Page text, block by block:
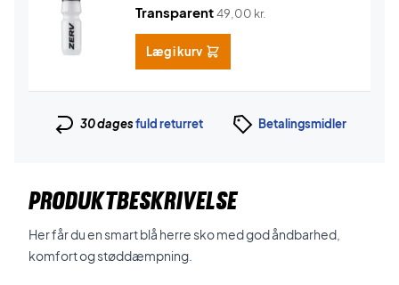
Transparent49,00 kr.
Læg i kurv
30 dagesfuld returret Betalingsmidler
PRODUKTBESKRIVELSE
Her får du en smart blå herre sko med god åndbarhed,
komfort og støddæmpning.